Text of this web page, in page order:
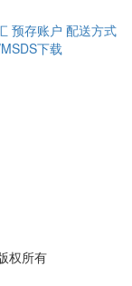
预存账户 配送方式
下载
权所有